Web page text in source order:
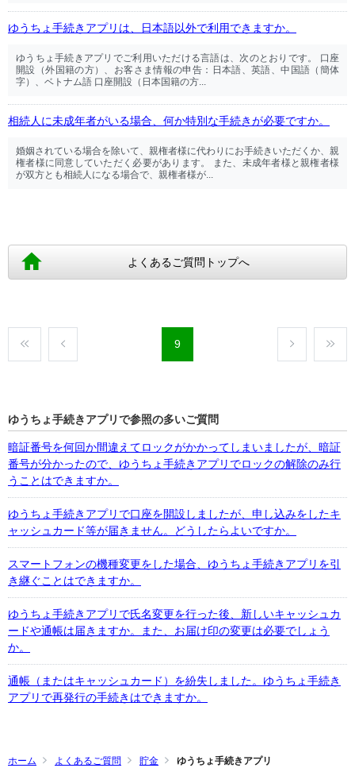
ゆうちょ手続きアプリは、日本語以外で利用できますか。
ゆうちょ手続きアプリでご利用いただける言語は、次のとおりです。 口座
開設（外国籍の方）、お客さま情報の申告：日本語、英語、中国語（簡体
字）、ベトナム語 口座開設（日本国籍の方...
相続人に未成年者がいる場合、何か特別な手続きが必要ですか。
婚姻されている場合を除いて、親権者様に代わりにお手続きいただくか、親
権者様に同意していただく必要があります。 また、未成年者様と親権者様
が双方とも相続人になる場合で、親権者様が...
よくあるご質問トップへ
9
ゆうちょ手続きアプリで参照の多いご質問
暗証番号を何回か間違えてロックがかかってしまいましたが、暗証
番号が分かったので、ゆうちょ手続きアプリでロックの解除のみ行
うことはできますか。
ゆうちょ手続きアプリで口座を開設しましたが、申し込みをしたキ
ャッシュカード等が届きません。どうしたらよいですか。
スマートフォンの機種変更をした場合、ゆうちょ手続きアプリを引
き継ぐことはできますか。
ゆうちょ手続きアプリで氏名変更を行った後、新しいキャッシュカ
ードや通帳は届きますか。また、お届け印の変更は必要でしょう
か。
通帳（またはキャッシュカード）を紛失しました。ゆうちょ手続き
アプリで再発行の手続きはできますか。
ホーム よくあるご質問 貯金 ゆうちょ手続きアプリ